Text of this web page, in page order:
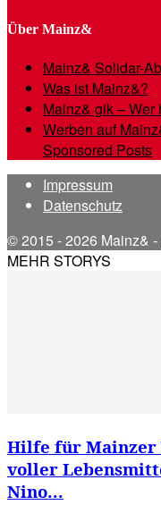
Über Mainz&
Mainz& Solidar-
Was ist Mainz&?
Mainz& gik – Wer
Werben auf
Sponsored Posts
Impressum
Datenschutz
© 2015 - 2026 Mainz&
MEHR STORYS
Hilfe für Mainzer
voller
Nino...